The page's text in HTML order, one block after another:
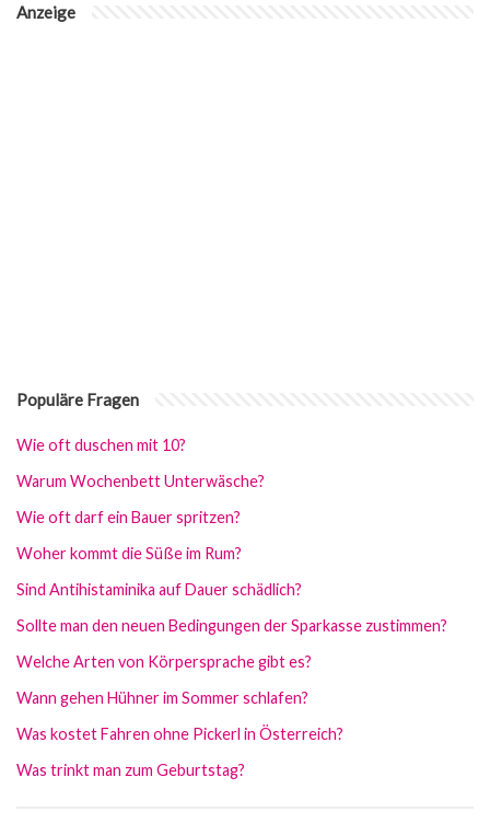
Anzeige
Populäre Fragen
Wie oft duschen mit 10?
Warum Wochenbett Unterwäsche?
Wie oft darf ein Bauer spritzen?
Woher kommt die Süße im Rum?
Sind Antihistaminika auf Dauer schädlich?
Sollte man den neuen Bedingungen der Sparkasse zustimmen?
Welche Arten von Körpersprache gibt es?
Wann gehen Hühner im Sommer schlafen?
Was kostet Fahren ohne Pickerl in Österreich?
Was trinkt man zum Geburtstag?